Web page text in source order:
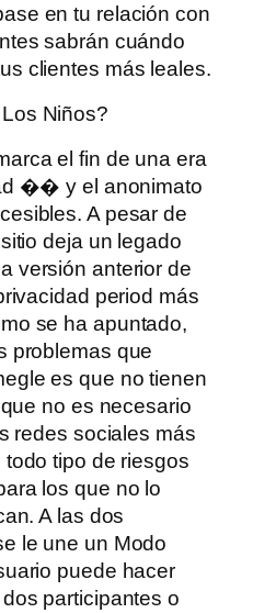
​​en tu relación con
sabrán cuándo
clientes más leales.
Niños?
el fin de una era
�� y el anonimato
A pesar de
deja un legado
versión anterior de
period más
se ha apuntado,
problemas que
es que no tienen
no es necesario
redes sociales más
tipo de riesgos
los que no lo
A las dos
le une un Modo
puede hacer
participantes o